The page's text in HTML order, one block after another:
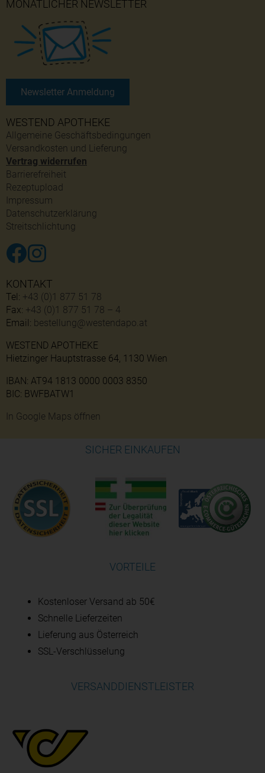
WESTEND APOTHEKE
Allgemeine Geschäftsbedingungen
Versandkosten und Lieferung
Vertrag widerrufen
Barrierefreiheit
Rezeptupload
Impressum
Datenschutzerklärung
Streitschlichtung
MONATLICHER NEWSLETTER
Newsletter Anmeldung
KONTAKT
Tel: +43 (0)1 877 51 78
Fax: +43 (0)1 877 51 78 – 4
Email: bestellung@westendapo.at
WESTEND APOTHEKE
Hietzinger Hauptstrasse 64, 1130 Wien
IBAN: AT94 1813 0000 0003 8350
BIC: BWFBATW1
In Google Maps öffnen
SICHER EINKAUFEN
VORTEILE
Kostenloser Versand ab 50€
Schnelle Lieferzeiten
Lieferung aus Österreich
SSL-Verschlüsselung
VERSANDDIENSTLEISTER